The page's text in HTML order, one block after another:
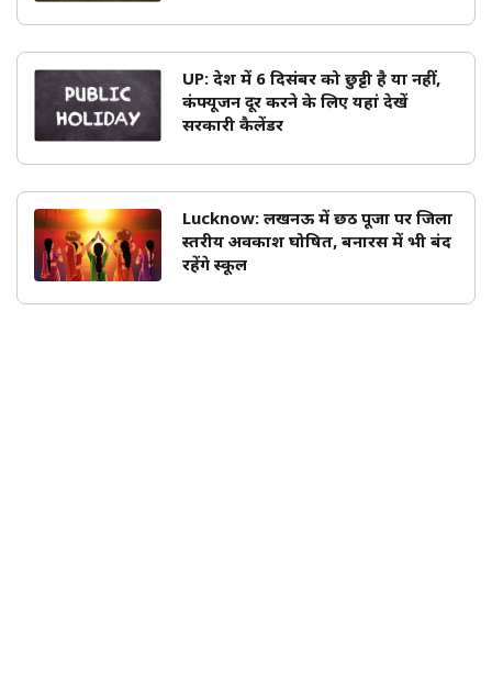
UP: प्रदेश में 6 दिसंबर को छुट्टी है या नहीं,
कंफ्यूजन दूर करने के लिए यहां देखें
सरकारी कैलेंडर
Lucknow: लखनऊ में छठ पूजा पर जिला
स्तरीय अवकाश घोषित, बनारस में भी बंद
रहेंगे स्कूल